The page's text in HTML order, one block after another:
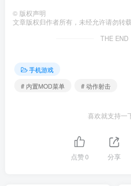
© 版权声明
文章版权归作者所有，未经允许请勿转载
THE END
手机游戏
# 内置MOD菜单
# 动作射击
喜欢就支持一
点赞0 分享